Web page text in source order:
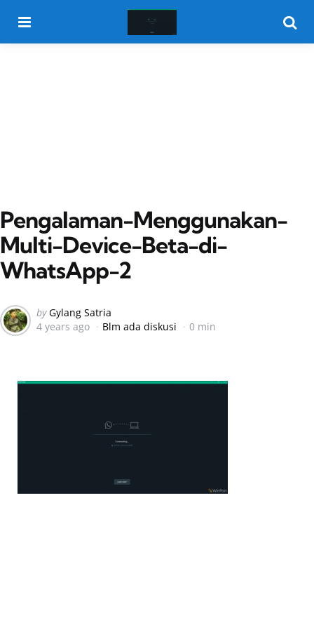
Pengalaman-Menggunakan-
Multi-Device-Beta-di-
WhatsApp-2
Posted
by
by Gylang Satria
4 years ago
Blm ada diskusi 0 min